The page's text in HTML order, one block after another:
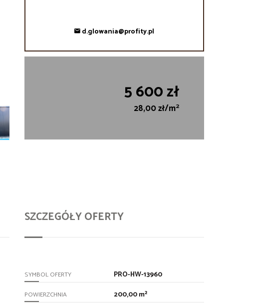
d.glowania@profity.pl
5 600 zł
28,00 zł/m2
SZCZEGÓŁY OFERTY
SYMBOL OFERTY PRO-HW-13960
POWIERZCHNIA 200,00 m²